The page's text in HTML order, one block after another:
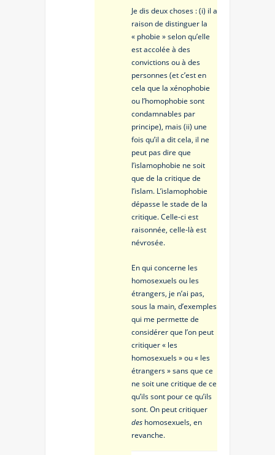
Je dis deux choses : (i) il a
raison de distinguer la
« phobie » selon qu’elle
est accolée à des
convictions ou à des
personnes (et c’est en
cela que la xénophobie
ou l’homophobie sont
condamnables par
principe), mais (ii) une
fois qu’il a dit cela, il ne
peut pas dire que
l’islamophobie ne soit
que de la critique de
l’islam. L’islamophobie
dépasse le stade de la
critique. Celle-ci est
raisonnée, celle-là est
névrosée.
En qui concerne les
homosexuels ou les
étrangers, je n’ai pas,
sous la main, d’exemples
qui me permette de
considérer que l’on peut
critiquer « les
homosexuels » ou « les
étrangers » sans que ce
ne soit une critique de ce
qu’ils sont pour ce qu’ils
sont. On peut critiquer
des homosexuels, en
revanche.